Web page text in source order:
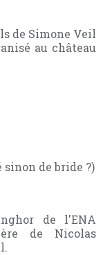
de Simone Veil
au château
de bride ?)
de l'ENA
de Nicolas